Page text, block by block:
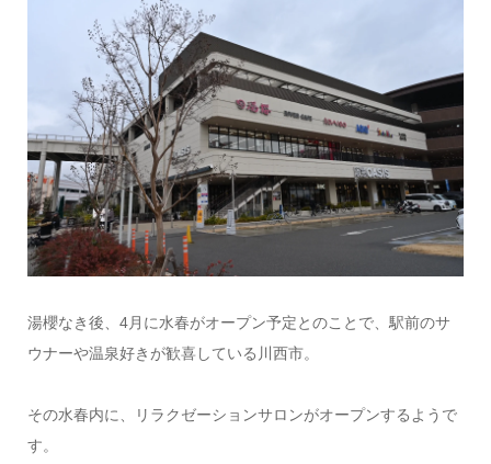
湯櫻なき後、4月に水春がオープン予定とのことで、駅前のサ
ウナーや温泉好きが歓喜している川西市。
その水春内に、リラクゼーションサロンがオープンするようで
す。